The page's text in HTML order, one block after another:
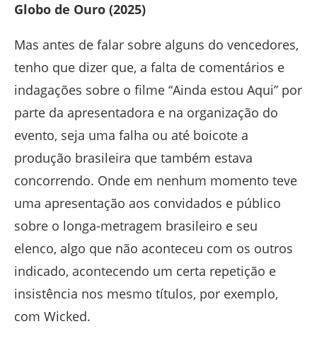
Globo de Ouro (2025)
Mas antes de falar sobre alguns do vencedores,
tenho que dizer que, a falta de comentários e
indagações sobre o filme “Ainda estou Aqui” por
parte da apresentadora e na organização do
evento, seja uma falha ou até boicote a
produção brasileira que também estava
concorrendo. Onde em nenhum momento teve
uma apresentação aos convidados e público
sobre o longa-metragem brasileiro e seu
elenco, algo que não aconteceu com os outros
indicado, acontecendo um certa repetição e
insistência nos mesmo títulos, por exemplo,
com Wicked.